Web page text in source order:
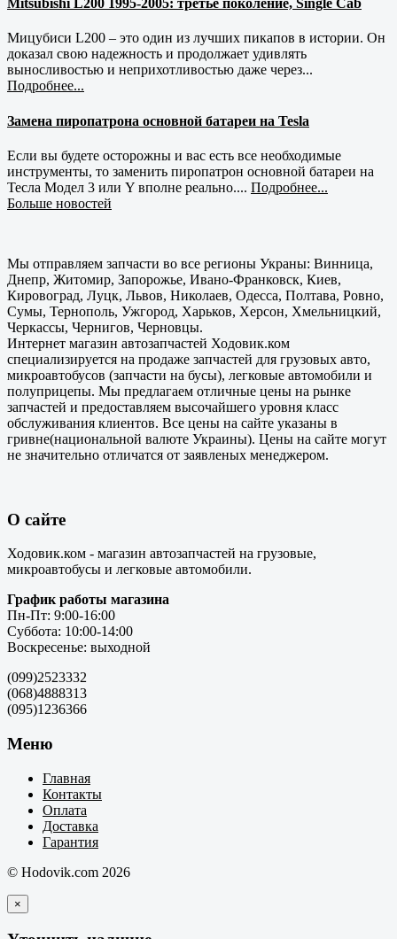
Mitsubishi L200 1995-2005: третье поколение, Single Cab
Мицубиси L200 – это один из лучших пикапов в истории. Он
доказал свою надежность и продолжает удивлять
выносливостью и неприхотливостью даже через...
Подробнее...
Замена пиропатрона основной батареи на Tesla
Если вы будете осторожны и вас есть все необходимые
инструменты, то заменить пиропатрон основной батареи на
Тесла Модел 3 или Y вполне реально.... Подробнее...
Больше новостей
Мы отправляем запчасти во все регионы Украны: Винница,
Днепр, Житомир, Запорожье, Ивано-Франковск, Киев,
Кировоград, Луцк, Львов, Николаев, Одесса, Полтава, Ровно,
Сумы, Тернополь, Ужгород, Харьков, Херсон, Хмельницкий,
Черкассы, Чернигов, Черновцы.
Интернет магазин автозапчастей Ходовик.ком
специализируется на продаже запчастей для грузовых авто,
микроавтобусов (запчасти на бусы), легковые автомобили и
полуприцепы. Мы предлагаем отличные цены на рынке
запчастей и предоставляем высочайшего уровня класс
обслуживания клиентов. Все цены на сайте указаны в
гривне(национальной валюте Украины). Цены на сайте могут
не значительно отличатся от заявленых менеджером.
О сайте
Ходовик.ком - магазин автозапчастей на грузовые,
микроавтобусы и легковые автомобили.
График работы магазина
Пн-Пт: 9:00-16:00
Суббота: 10:00-14:00
Воскресенье: выходной
(099)2523332
(068)4888313
(095)1236366
Меню
Главная
Контакты
Оплата
Доставка
Гарантия
© Hodovik.com 2026
×